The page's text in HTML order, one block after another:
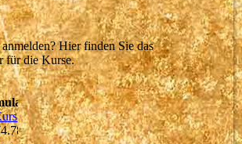
Hier finden Sie das
für die Kurse.